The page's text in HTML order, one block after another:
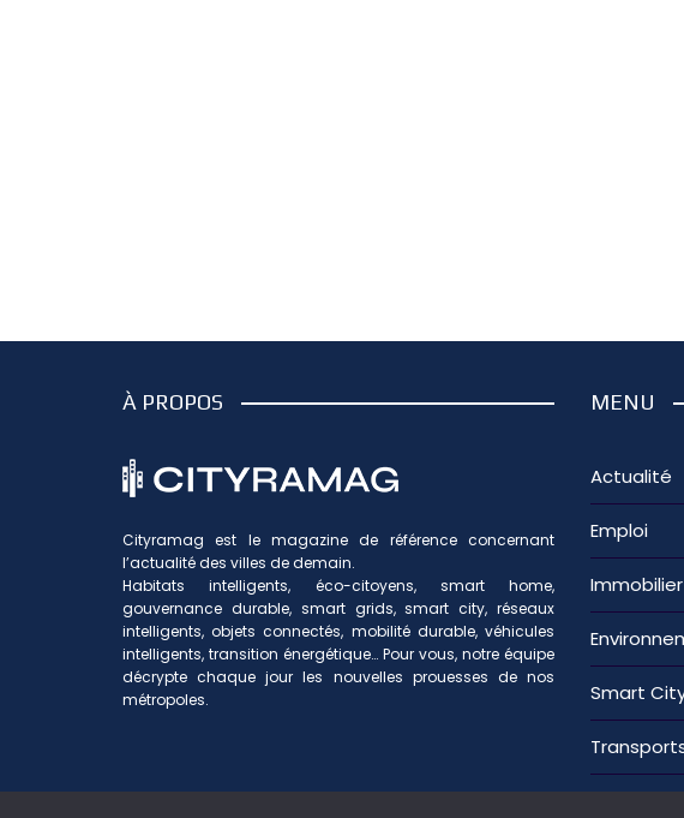
À PROPOS
Cityramag est le magazine de référence concernant
l’actualité des villes de demain.
Habitats intelligents, éco-citoyens, smart home,
gouvernance durable, smart grids, smart city, réseaux
intelligents, objets connectés, mobilité durable, véhicules
intelligents, transition énergétique… Pour vous, notre équipe
décrypte chaque jour les nouvelles prouesses de nos
métropoles.
MENU
Actualité
Emploi
Immobilier
Smart